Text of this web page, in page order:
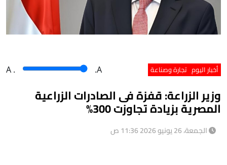
أخبار اليوم تجارة وصناعة A . .A
وزير الزراعة: قفزة فى الصادرات الزراعية
المصرية بزيادة تجاوزت 300%
الجمعة، 26 يونيو 2026 11:36 ص